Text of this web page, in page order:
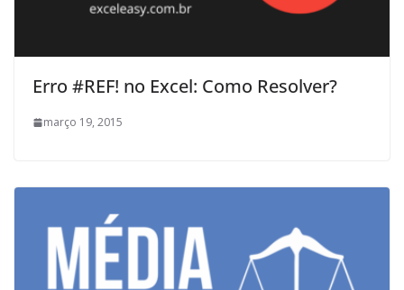
Erro #REF! no Excel: Como Resolver?
março 19, 2015